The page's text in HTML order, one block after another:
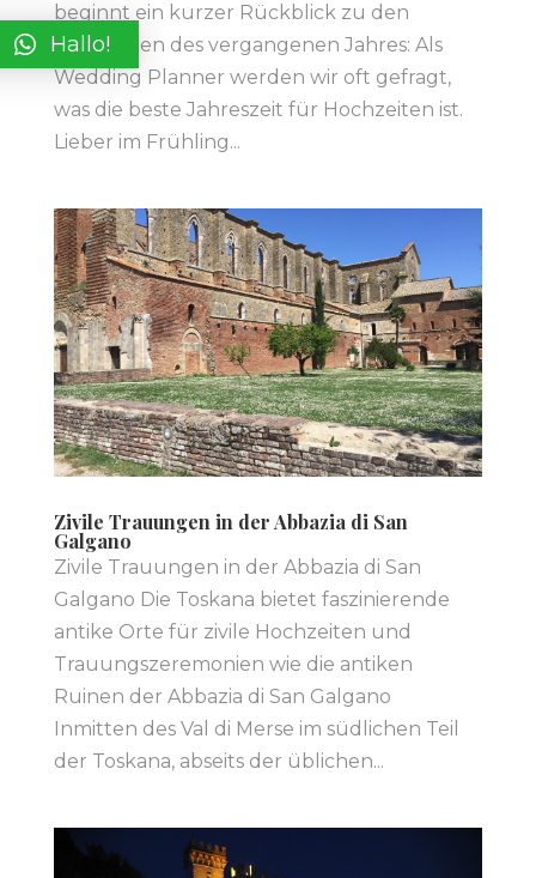
beginnt ein kurzer Rückblick zu den
Hochzeiten des vergangenen Jahres: Als
Wedding Planner werden wir oft gefragt,
was die beste Jahreszeit für Hochzeiten ist.
Lieber im Frühling...
Zivile Trauungen in der Abbazia di San
Galgano
Zivile Trauungen in der Abbazia di San
Galgano Die Toskana bietet faszinierende
antike Orte für zivile Hochzeiten und
Trauungszeremonien wie die antiken
Ruinen der Abbazia di San Galgano
Inmitten des Val di Merse im südlichen Teil
der Toskana, abseits der üblichen...
Hallo!